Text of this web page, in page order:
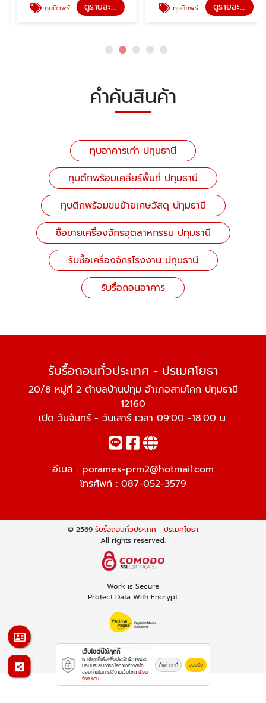
ทุบตึกพร้อมเคลียร์พื้นที่ ปทุมธานี ดูรายละเอียด ทุบตึกพร้อมขนย้ายเศษวัสดุ ปทุมธานี ดูรายละเอียด
คำค้นสินค้า
ทุบอาคารเก่า ปทุมธานี
ทุบตึกพร้อมเคลียร์พื้นที่ ปทุมธานี
ทุบตึกพร้อมขนย้ายเศษวัสดุ ปทุมธานี
ซื้อขายเครื่องจักรอุตสาหกรรม ปทุมธานี
รับซื้อเครื่องจักรโรงงาน ปทุมธานี
รับรื้อถอนอาคาร
รับรื้อถอนทั่วประเทศ - ปรเมศโยธา
20/8 หมู่ที่ 2 ตำบลบ้านปทุม อำเภอสามโคก ปทุมธานี
12160
เปิด วันจันทร์ - วันเสาร์ เวลา 09:00 -18.00 น.
อีเมล : porames-prm2@hotmail.com
โทรศัพท์ : 087-052-3579
© 2569 รับรื้อถอนทั่วประเทศ - ปรเมศโยธา
All rights reserved.
Work is Secure
Protect Data With Encrypt
Powered By
Thailand YellowPages
เว็บไซต์นี้ใช้คุกกี้
เราใช้คุกกี้เพื่อเพิ่มประสิทธิภาพและ
มอบประสบการณ์ความพึงพอใจ
ของท่านในการใช้งานเว็บไซต์ เรียน
รู้เพิ่มเติม
ตั้งค่าคุกกี้ ยอมรับ